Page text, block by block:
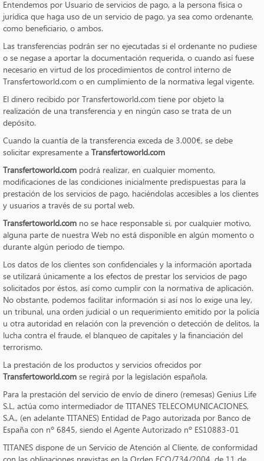
Entendemos por Usuario de servicios de pago, a la persona física o
jurídica que haga uso de un servicio de pago, ya sea como ordenante,
como beneficiario, o ambos.
Las transferencias podrán ser no ejecutadas si el ordenante no pudiese
o se negase a aportar la documentación requerida, o cuando así fuese
necesario en virtud de los procedimientos de control interno de
Transfertoworld.com o en cumplimiento de la normativa legal vigente.
El dinero recibido por Transfertoworld.com tiene por objeto la
realización de una transferencia y en ningún caso se trata de un
depósito.
Cuando la cuantía de la transferencia exceda de 3.000€, se debe
solicitar expresamente a Transfertoworld.com
Transfertoworld.com podrá realizar, en cualquier momento,
modificaciones de las condiciones inicialmente predispuestas para la
prestación de los servicios de pago, haciéndolas accesibles a los clientes
y usuarios a través de su portal web.
Transfertoworld.com no se hace responsable si, por cualquier motivo,
alguna parte de nuestra Web no está disponible en algún momento o
durante algún periodo de tiempo.
Los datos de los clientes son confidenciales y la información aportada
se utilizará únicamente a los efectos de prestar los servicios de pago
solicitados por éstos, así como cumplir con la normativa de aplicación.
No obstante, podemos facilitar información si así nos lo exige una ley,
un tribunal, una orden judicial o un requerimiento emitido por la policía
u otra autoridad en relación con la prevención o detección de delitos, la
lucha contra el fraude, el blanqueo de capitales y la financiación del
terrorismo.
La prestación de los productos y servicios ofrecidos por
Transfertoworld.com se regirá por la legislación española.
Para la prestación del servicio de envío de dinero (remesas) Genius Life
S.L, actúa como intermediador de TITANES TELECOMUNICACIONES,
S.A., (en adelante TITANES) Entidad de Pago autorizada por Banco de
España con nº 6845, siendo el Agente Autorizado nº ES10883-01
TITANES dispone de un Servicio de Atención al Cliente, de conformidad